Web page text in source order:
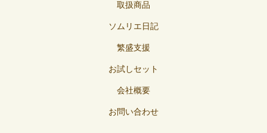
取扱商品
ソムリエ日記
繁盛支援
お試しセット
会社概要
お問い合わせ